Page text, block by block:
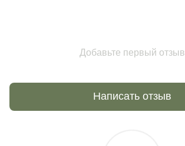
Добавьте первый отзыв
Написать отзыв